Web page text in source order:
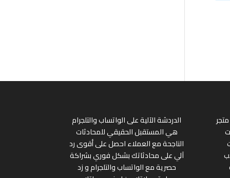
الدردشة الآلية على الواتساب والتلجرام
هي المستقبل الحقيقي للمحادثات
الناجحة مع العملاء احصل على أقوى رد
آلي على محادثاتك بشكل فوري بشراكة
حصرية مع الواتساب والتلجرام و زد
متجر